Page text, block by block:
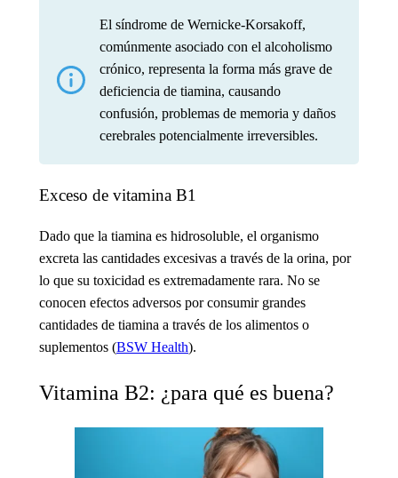
El síndrome de Wernicke-Korsakoff,
comúnmente asociado con el alcoholismo
crónico, representa la forma más grave de
deficiencia de tiamina, causando
confusión, problemas de memoria y daños
cerebrales potencialmente irreversibles.
Exceso de vitamina B1
Dado que la tiamina es hidrosoluble, el organismo
excreta las cantidades excesivas a través de la orina, por
lo que su toxicidad es extremadamente rara. No se
conocen efectos adversos por consumir grandes
cantidades de tiamina a través de los alimentos o
suplementos (BSW Health).
Vitamina B2: ¿para qué es buena?